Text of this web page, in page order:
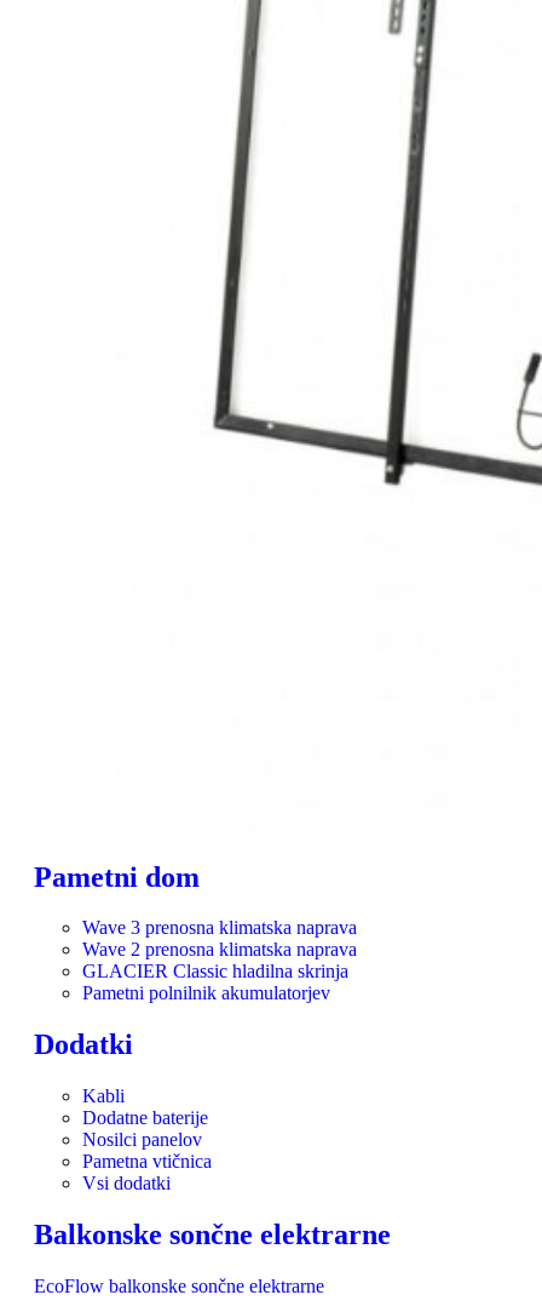
Pametni dom
Wave 3 prenosna klimatska naprava
Wave 2 prenosna klimatska naprava
GLACIER Classic hladilna skrinja
Pametni polnilnik akumulatorjev
Dodatki
Kabli
Dodatne baterije
Nosilci panelov
Pametna vtičnica
Vsi dodatki
Balkonske sončne elektrarne
EcoFlow balkonske sončne elektrarne